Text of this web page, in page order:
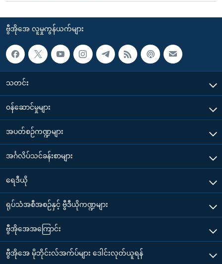
ဗွီအိုအေ လူမှုကွန်ယက်များ
သတင်း
၀န်ဆောင်မှုများ
အပတ်စဉ်ကဏ္ဍများ
အင်္ဂလိပ်သင်ခန်းစာများ
ရေဒီယို
ရုပ်သံအစီအစဉ်နှင့် ဗွီဒီယိုကဏ္ဍများ
ဗွီအိုအေအကြောင်း
ဗွီအိုအေ မိုဘိုင်းလ်အက်ပ်များ ဒေါင်းလုတ်ယူရန်